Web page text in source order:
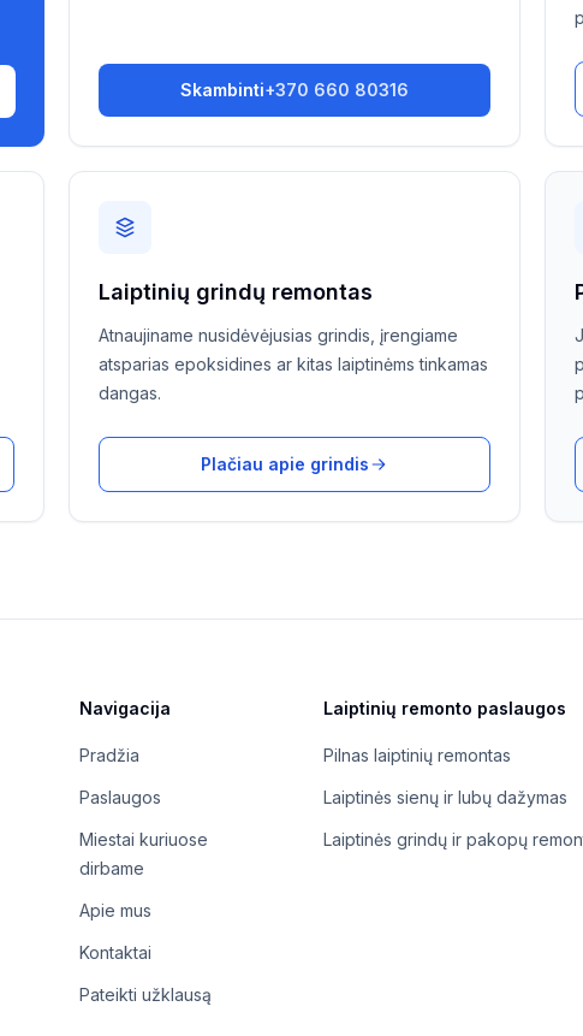
Skambinti+370 660 80316
Laiptinių grindų remontas
Atnaujiname nusidėvėjusias grindis, įrengiame
atsparias epoksidines ar kitas laiptinėms tinkamas
dangas.
Plačiau apie grindis
Navigacija
Pradžia
Paslaugos
Miestai kuriuose
dirbame
Apie mus
Kontaktai
Pateikti užklausą
Laiptinių remonto paslaugos
Pilnas laiptinių remontas
Laiptinės sienų ir lubų dažymas
Laiptinės grindų ir pakopų